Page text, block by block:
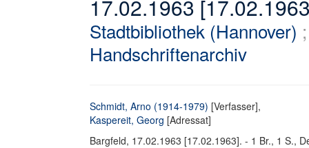
17.02.1963
Stadtbibliothek (Hannover)
Handschriftenarchiv
Schmidt, Arno (1914-1979) [Verfasser],
Kaspereit, Georg [Adressat]
Bargfeld, 17.02.1963 [17.02.1963]. - 1 Br., 1 S.,